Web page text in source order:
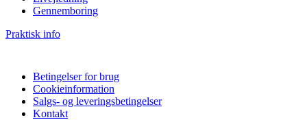
Gennemboring
Praktisk info
Betingelser for brug
Cookieinformation
Salgs- og leveringsbetingelser
Kontakt